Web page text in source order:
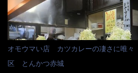
と湯が注がれていたら食べ進むうちに
う。 これなら茹で上がった直後のまま
いか！ 別皿で、葱と天かすを満タンに
れに湯が無い利点として、汁が薄まら
れ！！ 湯があると、うどんと共に汁の
う。つまりラーメンの麺にスープが絡む
パリ） まぁ～この慣習が残っているの
士（昇進目的）などの世界でしょう。
感じかな。 丸亀製麺と云えば、大阪誕
は？）へ広がった、讃岐饂飩チェーン店
無いでしょう。 各店舗で、毎日饂飩を
方には店舗に寄って違う！と云う人も居
オモウマい店 カツカレーの凄さに唯
区 とんかつ赤城